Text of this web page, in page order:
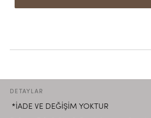
DETAYLAR
*İADE VE DEĞİŞİM YOKTUR